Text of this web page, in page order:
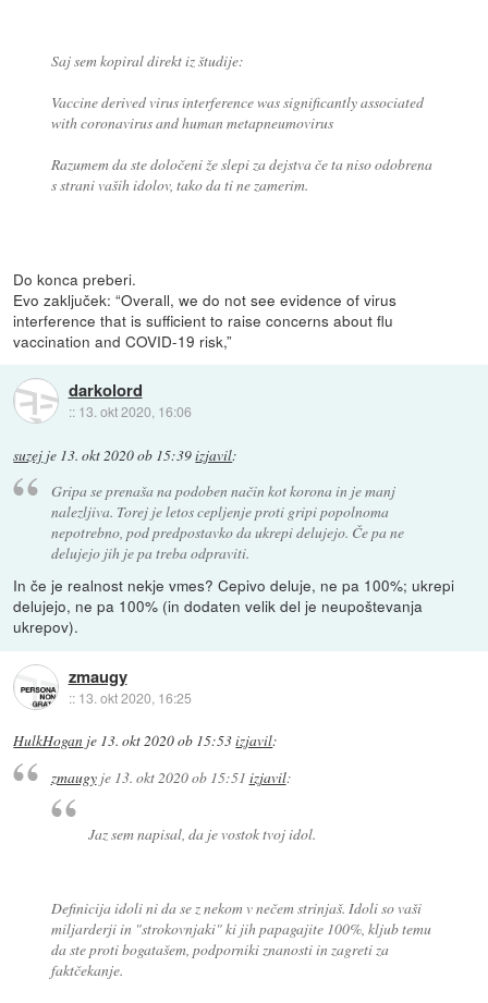
Saj sem kopiral direkt iz študije:
Vaccine derived virus interference was significantly associated
with coronavirus and human metapneumovirus
Razumem da ste določeni že slepi za dejstva če ta niso odobrena
s strani vaših idolov, tako da ti ne zamerim.
Do konca preberi.
Evo zaključek: “Overall, we do not see evidence of virus
interference that is sufficient to raise concerns about flu
vaccination and COVID-19 risk,”
darkolord
:: 13. okt 2020, 16:06
suzej je 13. okt 2020 ob 15:39izjavil:
Gripa se prenaša na podoben način kot korona in je manj
nalezljiva. Torej je letos cepljenje proti gripi popolnoma
nepotrebno, pod predpostavko da ukrepi delujejo. Če pa ne
delujejo jih je pa treba odpraviti.
In če je realnost nekje vmes? Cepivo deluje, ne pa 100%; ukrepi
delujejo, ne pa 100% (in dodaten velik del je neupoštevanja
ukrepov).
zmaugy
:: 13. okt 2020, 16:25
HulkHogan je 13. okt 2020 ob 15:53izjavil:
zmaugyje 13. okt 2020 ob 15:51 izjavil:
Jaz sem napisal, da je vostok tvoj idol.
Definicija idoli ni da se z nekom v nečem strinjaš. Idoli so vaši
miljarderji in "strokovnjaki" ki jih papagajite 100%, kljub temu
da ste proti bogatašem, podporniki znanosti in zagreti za
faktčekanje.